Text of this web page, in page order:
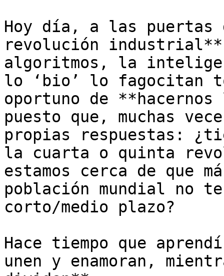
Hoy día, a las puertas
revolución
algoritmos, la
lo ‘bio’ lo fagocitan
oportuno de
puesto que, muchas
propias respuestas:
la cuarta o quinta
estamos cerca de que
población mundial no
corto/medio plazo?
Hace tiempo que
unen y enamoran,